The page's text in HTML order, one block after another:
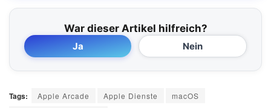
War dieser Artikel hilfreich?
Ja Nein
Tags: Apple Arcade Apple Dienste
macOS